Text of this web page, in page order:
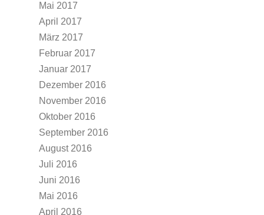
Mai 2017
April 2017
März 2017
Februar 2017
Januar 2017
Dezember 2016
November 2016
Oktober 2016
September 2016
August 2016
Juli 2016
Juni 2016
Mai 2016
April 2016